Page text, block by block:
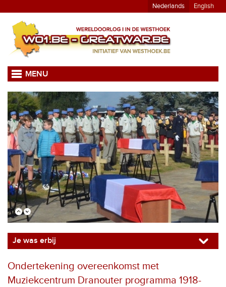
Nederlands English
MENU
Je was erbij
Ondertekening overeenkomst met
Muziekcentrum Dranouter programma 1918-